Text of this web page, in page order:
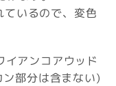
いるので、変色
アンコアウッド
部分は含まない)